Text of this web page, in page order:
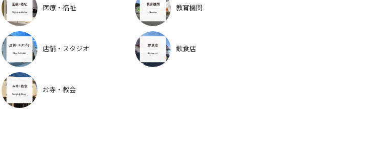
医療・福祉 教育機関
店舗・スタジオ 飲食店
お寺・教会